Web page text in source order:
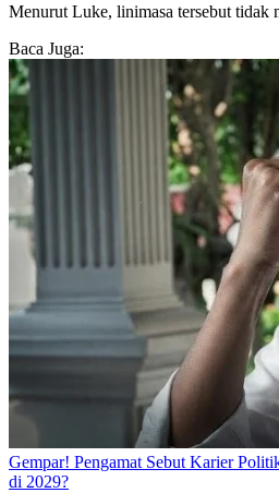
Menurut Luke, linimasa tersebut tidak
Baca Juga:
Gempar! Pengamat Sebut Karier
di 2029?